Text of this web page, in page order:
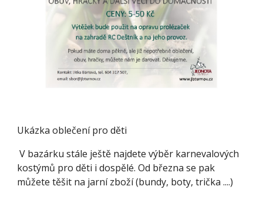
Ukázka oblečení pro děti
V bazárku stále ještě najdete výběr karnevalových
kostýmů pro děti i dospělé. Od března se pak
můžete těšit na jarní zboží (bundy, boty, trička ....)